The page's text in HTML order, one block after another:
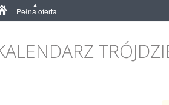
Pełna oferta
Strona główna